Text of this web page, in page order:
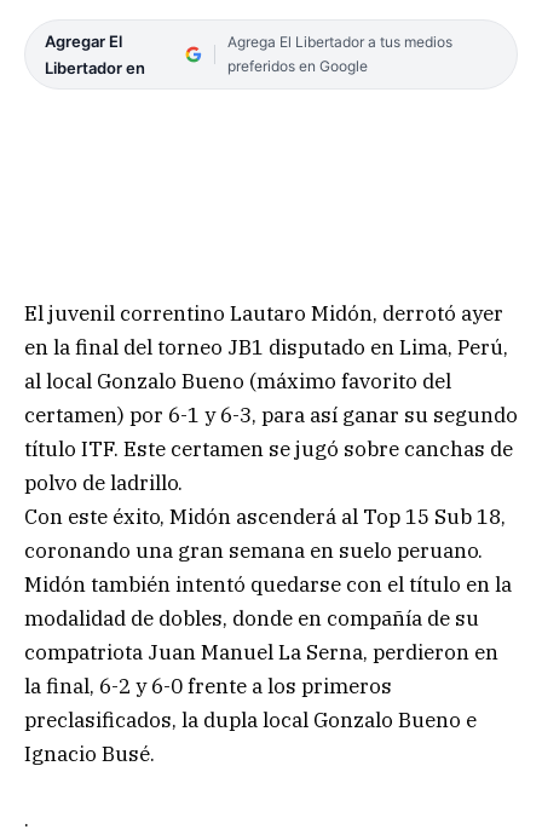
Agregar El
Libertador en
Agrega El Libertador a tus medios
preferidos en Google
El juvenil correntino Lautaro Midón, derrotó ayer
en la final del torneo JB1 disputado en Lima, Perú,
al local Gonzalo Bueno (máximo favorito del
certamen) por 6-1 y 6-3, para así ganar su segundo
título ITF. Este certamen se jugó sobre canchas de
polvo de ladrillo.
Con este éxito, Midón ascenderá al Top 15 Sub 18,
coronando una gran semana en suelo peruano.
Midón también intentó quedarse con el título en la
modalidad de dobles, donde en compañía de su
compatriota Juan Manuel La Serna, perdieron en
la final, 6-2 y 6-0 frente a los primeros
preclasificados, la dupla local Gonzalo Bueno e
Ignacio Busé.
.